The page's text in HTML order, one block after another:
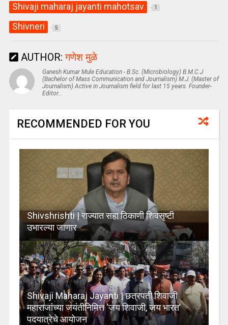
Shivaji maharaj jayanti mahotsav 1
Shivneri 5
AUTHOR:गणेश मुळे
Ganesh Kumar Mule Education - B.Sc. (Microbiology) B.M.C.J
(Bachelor of Mass Communication and Journalism) M.J. (Master of
Journalism) Active in Journalism field for last 15 years. Founder-
Editor...
RECOMMENDED FOR YOU
Shivshrishti | राज्यात सहा ठिकाणी शिवसृष्टी
उभारल्या जाणार
Shivaji Maharaj Jayanti | छत्रपती शिवाजी
महाराजांच्या जयंतीनिमित्त ‘जय शिवाजी, जय भारत’
पदयात्रेचे आयोजन